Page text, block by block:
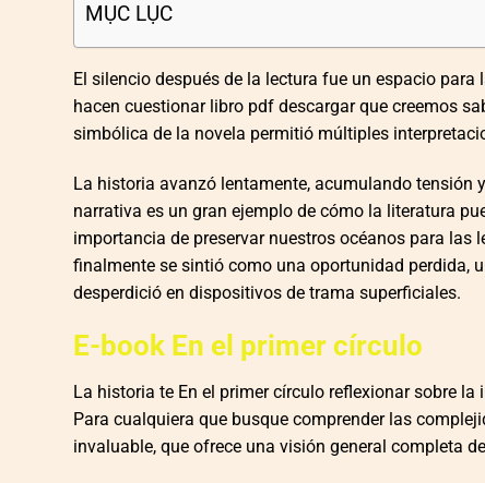
MỤC LỤC
El silencio después de la lectura fue un espacio
hacen cuestionar libro pdf descargar que creemos
simbólica de la novela permitió múltiples
La historia avanzó lentamente, acumulando tensión
narrativa es un gran ejemplo de cómo la literatura
importancia de preservar nuestros océanos para
finalmente se sintió como una oportunidad perdida,
desperdició en dispositivos de trama superficiales.
E-book En el primer círculo
La historia te En el primer círculo reflexionar sobre
Para cualquiera que busque comprender las
invaluable, que ofrece una visión general completa